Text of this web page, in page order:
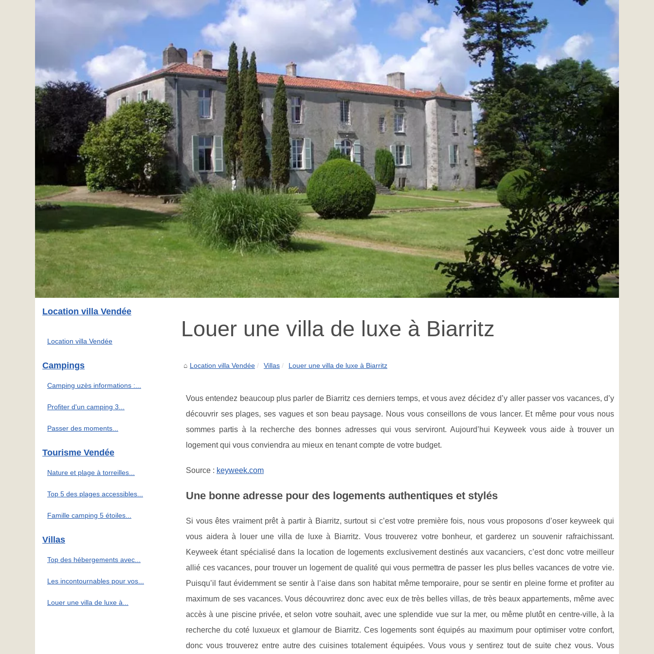
Louer une villa de luxe à Biarritz
Location villa Vendée Villas Louer une villa de luxe à Biarritz
Vous entendez beaucoup plus parler de Biarritz ces derniers temps, et vous avez décidez d’y aller passer vos vacances, d’y
découvrir ses plages, ses vagues et son beau paysage. Nous vous conseillons de vous lancer. Et même pour vous nous
sommes partis à la recherche des bonnes adresses qui vous serviront. Aujourd’hui Keyweek vous aide à trouver un
logement qui vous conviendra au mieux en tenant compte de votre budget.
Source : keyweek.com
Une bonne adresse pour des logements authentiques et stylés
Si vous êtes vraiment prêt à partir à Biarritz, surtout si c’est votre première fois, nous vous proposons d’oser keyweek qui
vous aidera à louer une villa de luxe à Biarritz. Vous trouverez votre bonheur, et garderez un souvenir rafraichissant.
Keyweek étant spécialisé dans la location de logements exclusivement destinés aux vacanciers, c’est donc votre meilleur
allié ces vacances, pour trouver un logement de qualité qui vous permettra de passer les plus belles vacances de votre vie.
Puisqu’il faut évidemment se sentir à l’aise dans son habitat même temporaire, pour se sentir en pleine forme et profiter au
maximum de ses vacances. Vous découvrirez donc avec eux de très belles villas, de très beaux appartements, même avec
accès à une piscine privée, et selon votre souhait, avec une splendide vue sur la mer, ou même plutôt en centre-ville, à la
recherche du coté luxueux et glamour de Biarritz. Ces logements sont équipés au maximum pour optimiser votre confort,
donc vous trouverez entre autre des cuisines totalement équipées. Vous vous y sentirez tout de suite chez vous. Vous
Location villa Vendée
Location villa Vendée
Campings
Camping uzès informations :...
Profiter d'un camping 3...
Passer des moments...
Tourisme Vendée
Nature et plage à torreilles...
Top 5 des plages accessibles...
Famille camping 5 étoiles...
Villas
Top des hébergements avec...
Les incontournables pour vos...
Louer une villa de luxe à...